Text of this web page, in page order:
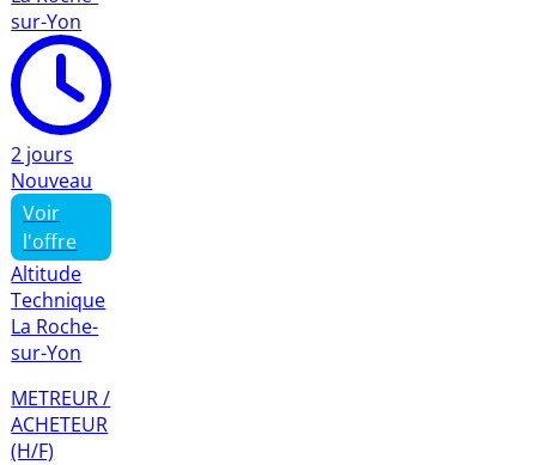
sur-Yon
2 jours
Nouveau
Voir
l'offre
Altitude
Technique
La Roche-
sur-Yon
METREUR /
ACHETEUR
(H/F)